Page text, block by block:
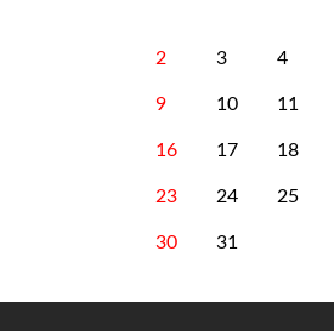
2 3 4
9 10 11
16 17 18
23 24 25
30 31